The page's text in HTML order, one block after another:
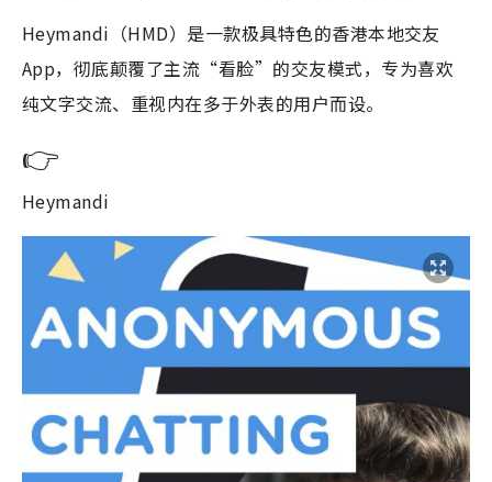
Heymandi（HMD）是一款极具特色的香港本地交友
App，彻底颠覆了主流“看脸”的交友模式，专为喜欢
纯文字交流、重视内在多于外表的用户而设。
👉
Heymandi